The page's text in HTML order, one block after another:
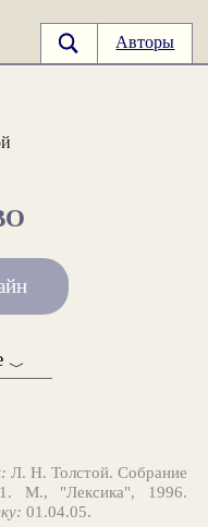
Авторы
﹀
Л. Н. Толстой. Собрание
М., "Лексика", 1996.
01.04.05.